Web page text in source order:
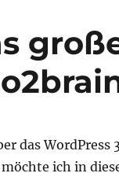
das
möchte ich in